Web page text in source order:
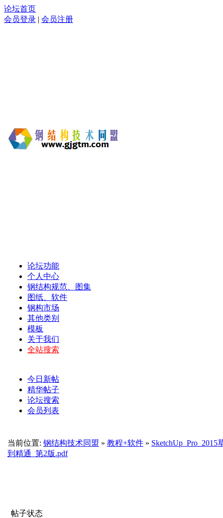
论坛首页
会员登录 | 会员注册
论坛功能
个人中心
钢结构规范、图集
图纸、软件
钢构市场
其他类别
模板
关于我们
全站搜索
今日新帖
精华帖子
论坛搜索
会员列表
当前位置: 钢结构技术同盟 » 教程+软件 »
到精通_第2版.pdf
帖子状态